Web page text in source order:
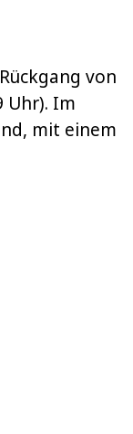
von
Uhr). Im
mit einem